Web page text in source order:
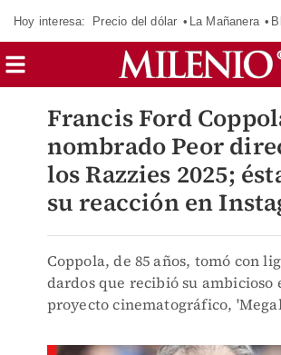
Hoy interesa: Precio del dólar La Mañanera
Francis Ford
nombrado Peor
los Razzies 2025;
su reacción en
Coppola, de 85 años, tomó con
dardos que recibió su ambicioso
proyecto cinematográfico,